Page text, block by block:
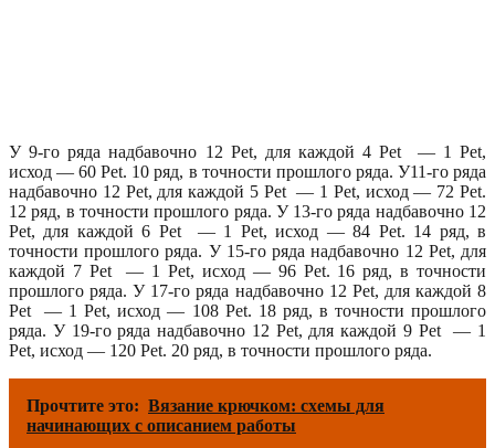
У 9-го ряда надбавочно 12 Pet, для каждой 4 Pet — 1 Pet,
исход — 60 Pet. 10 ряд, в точности прошлого ряда. У11-го ряда
надбавочно 12 Pet, для каждой 5 Pet — 1 Pet, исход — 72 Pet.
12 ряд, в точности прошлого ряда. У 13-го ряда надбавочно 12
Pet, для каждой 6 Pet — 1 Pet, исход — 84 Pet. 14 ряд, в
точности прошлого ряда. У 15-го ряда надбавочно 12 Pet, для
каждой 7 Pet — 1 Pet, исход — 96 Pet. 16 ряд, в точности
прошлого ряда. У 17-го ряда надбавочно 12 Pet, для каждой 8
Pet — 1 Pet, исход — 108 Pet. 18 ряд, в точности прошлого
ряда. У 19-го ряда надбавочно 12 Pet, для каждой 9 Pet — 1
Pet, исход — 120 Pet. 20 ряд, в точности прошлого ряда.
Прочтите это: Вязание крючком: схемы для
начинающих с описанием работы